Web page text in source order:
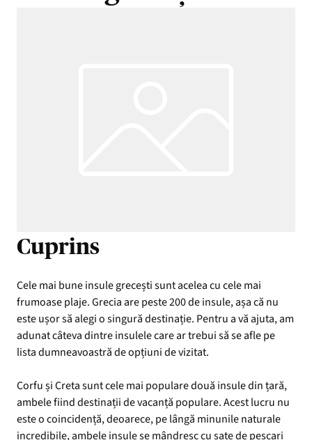
Cuprins
Cele mai bune insule grecești sunt acelea cu cele mai
frumoase plaje. Grecia are peste 200 de insule, așa că nu
este ușor să alegi o singură destinație. Pentru a vă ajuta, am
adunat câteva dintre insulele care ar trebui să se afle pe
lista dumneavoastră de opțiuni de vizitat.
Corfu și Creta sunt cele mai populare două insule din țară,
ambele fiind destinații de vacanță populare. Acest lucru nu
este o coincidență, deoarece, pe lângă minunile naturale
incredibile, ambele insule se mândresc cu sate de pescari